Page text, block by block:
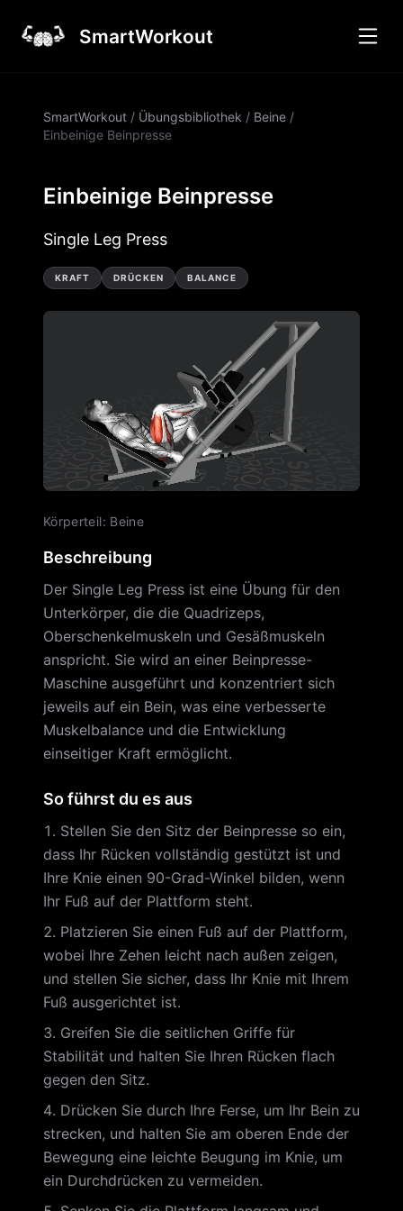
SmartWorkout
SmartWorkout / Übungsbibliothek / Beine /
Einbeinige Beinpresse
Einbeinige Beinpresse
Single Leg Press
KRAFT DRÜCKEN BALANCE
Körperteil: Beine
Beschreibung
Der Single Leg Press ist eine Übung für den
Unterkörper, die die Quadrizeps,
Oberschenkelmuskeln und Gesäßmuskeln
anspricht. Sie wird an einer Beinpresse-
Maschine ausgeführt und konzentriert sich
jeweils auf ein Bein, was eine verbesserte
Muskelbalance und die Entwicklung
einseitiger Kraft ermöglicht.
So führst du es aus
Stellen Sie den Sitz der Beinpresse so ein,
dass Ihr Rücken vollständig gestützt ist und
Ihre Knie einen 90-Grad-Winkel bilden, wenn
Ihr Fuß auf der Plattform steht.
Platzieren Sie einen Fuß auf der Plattform,
wobei Ihre Zehen leicht nach außen zeigen,
und stellen Sie sicher, dass Ihr Knie mit Ihrem
Fuß ausgerichtet ist.
Greifen Sie die seitlichen Griffe für
Stabilität und halten Sie Ihren Rücken flach
gegen den Sitz.
Drücken Sie durch Ihre Ferse, um Ihr Bein zu
strecken, und halten Sie am oberen Ende der
Bewegung eine leichte Beugung im Knie, um
ein Durchdrücken zu vermeiden.